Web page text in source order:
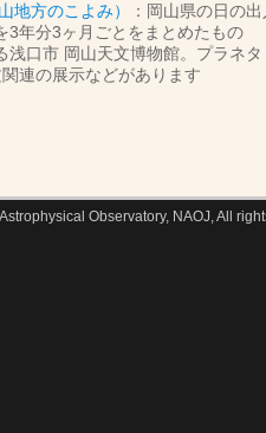
地方のこよみ）
：岡山県の日の
3年分3ヶ月ごとをまとめたもの
浅口市 岡山天文博物館。プラネタ
連の展示などがあります
Observatory, NAOJ, All